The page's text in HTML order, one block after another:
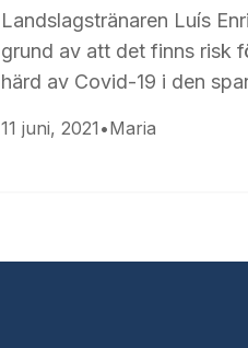
Landslagstränaren Luís
grund av att det finns risk
härd av Covid-19 i den
11 juni, 2021 •Maria